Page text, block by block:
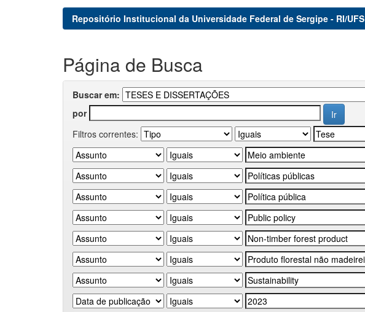
Repositório Institucional da Universidade Federal de Sergipe - RI/UFS
Página de Busca
Buscar em:
por
Filtros correntes: